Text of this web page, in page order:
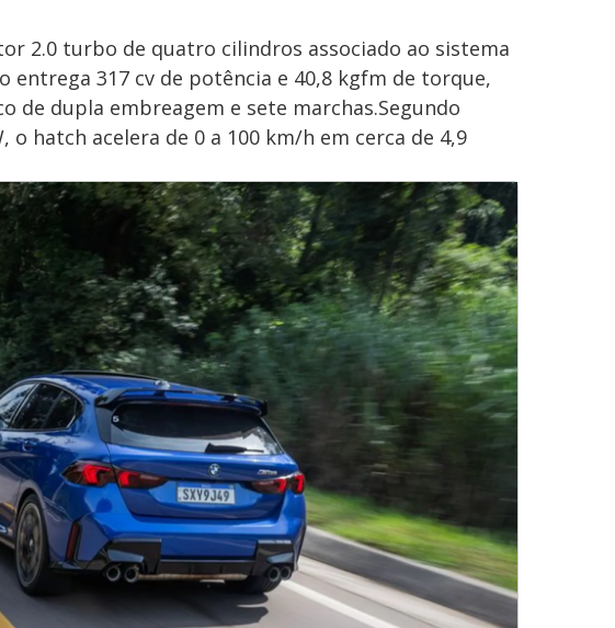
2.0 turbo de quatro cilindros associado ao sistema
entrega 317 cv de potência e 40,8 kgfm de torque,
de dupla embreagem e sete marchas.Segundo
hatch acelera de 0 a 100 km/h em cerca de 4,9